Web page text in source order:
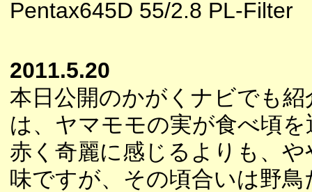
Pentax645D 55/2.8 PL-Filter
2011.5.20
本日公開のかがくナビでも
は、ヤマモモの実が食べ頃
赤く奇麗に感じるよりも、
味ですが、その頃合いは野